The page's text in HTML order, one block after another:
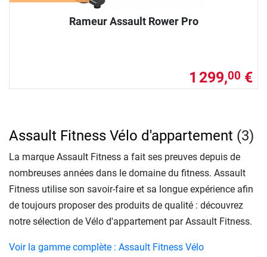
Rameur Assault Rower Pro
1 299,00 €
Assault Fitness Vélo d'appartement (3)
La marque Assault Fitness a fait ses preuves depuis de
nombreuses années dans le domaine du fitness. Assault
Fitness utilise son savoir-faire et sa longue expérience afin
de toujours proposer des produits de qualité : découvrez
notre sélection de Vélo d'appartement par Assault Fitness.
Voir la gamme complète : Assault Fitness Vélo